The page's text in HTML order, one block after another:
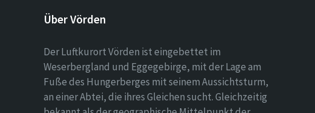
Über Vörden
Der Luftkurort Vörden ist eingebettet im
Weserbergland und Eggegebirge, mit der Lage am
Fuße des Hungerberges mit seinem Aussichtsturm,
an einer Abtei, die ihres Gleichen sucht. Gleichzeitig